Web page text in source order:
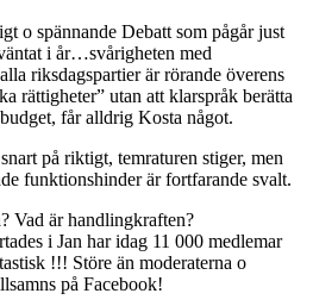
o spännande Debatt som pågår just
i år…svårigheten med
riksdagspartier är rörande överens
rättigheter” utan att klarspråk berätta
får alldrig Kosta något.
på riktigt, temraturen stiger, men
funktionshinder är fortfarande svalt.
Vad är handlingkraften?
i Jan har idag 11 000 medlemar
!!! Störe än moderaterna o
på Facebook!